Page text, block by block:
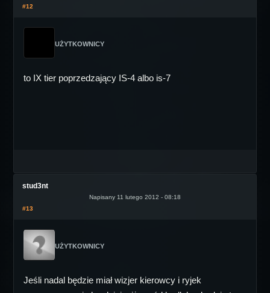
#12
UŻYTKOWNICY
to IX tier poprzedzający IS-4 albo is-7
stud3nt
Napisany 11 lutego 2012 - 08:18
#13
UŻYTKOWNICY
Jeśli nadal będzie miał wizjer kierowcy i ryjek